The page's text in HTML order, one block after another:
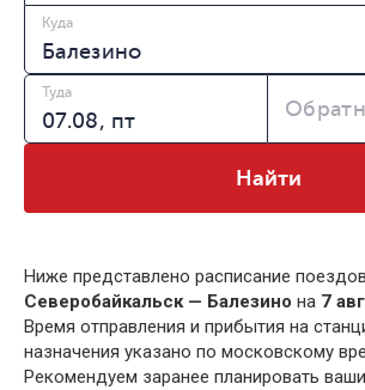
Куда
Туда
Найти
Ниже представлено расписание поездов
Северобайкальск — Балезино на 7
Время отправления и прибытия на
назначения указано по московскому
Рекомендуем заранее планировать